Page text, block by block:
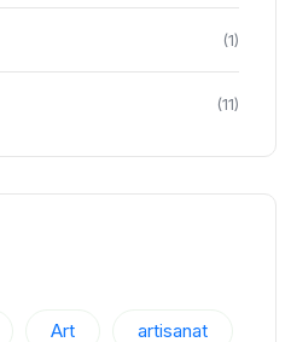
(1)
(11)
Art artisanat